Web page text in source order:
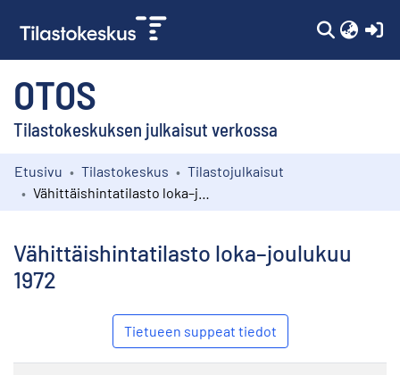
OTOS
Tilastokeskuksen julkaisut verkossa
Kokoelmat
Etusivu Tilastokeskus
Tilastojulkaisut
Vähittäishintatilasto loka–joulukuu
1972
Tietueen suppeat tiedot